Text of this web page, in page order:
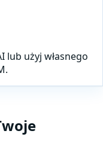
lub użyj własnego